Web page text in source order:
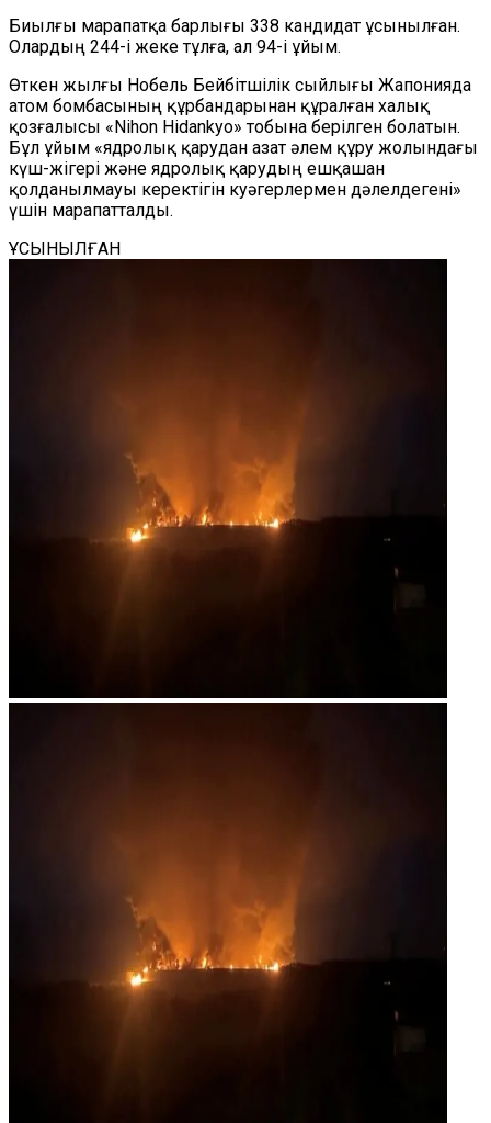
Биылғы марапатқа барлығы 338 кандидат ұсынылған.
Олардың 244-і жеке тұлға, ал 94-і ұйым.
Өткен жылғы Нобель Бейбітшілік сыйлығы Жапонияда
атом бомбасының құрбандарынан құралған халық
қозғалысы «Nihon Hidankyo» тобына берілген болатын.
Бұл ұйым «ядролық қарудан азат әлем құру жолындағы
күш-жігері және ядролық қарудың ешқашан
қолданылмауы керектігін куәгерлермен дәлелдегені»
үшін марапатталды.
ҰСЫНЫЛҒАН